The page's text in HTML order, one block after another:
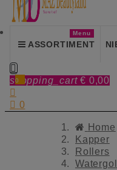
ASSORTIMENT
Menu

shopping_cart € 0,00
0

 0
Home
Kapper
Rollers